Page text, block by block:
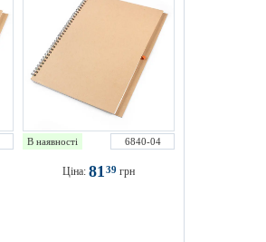
В наявності 6840-04
Ціна: 8139 грн